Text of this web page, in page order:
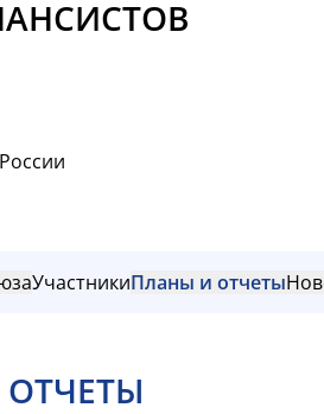
УчастникиПланы и отчеты